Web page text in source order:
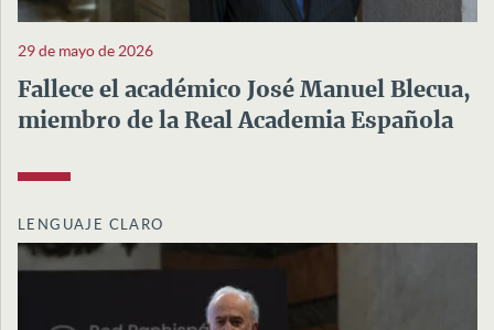
29 de mayo de 2026
Fallece el académico José Manuel Blecua,
miembro de la Real Academia Española
LENGUAJE CLARO